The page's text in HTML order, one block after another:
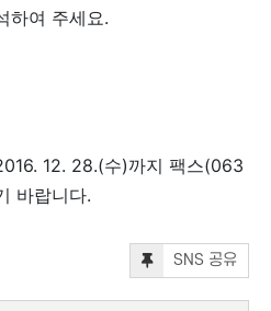
하여 주세요.
12. 28.(수)까지 팩스(063
바랍니다.
SNS 공유